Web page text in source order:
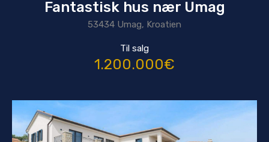
Fantastisk hus nær Umag
53434 Umag, Kroatien
Til salg
1.200.000€